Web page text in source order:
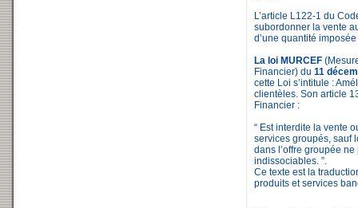
L’article L122-1 du
subordonner la vente
d’une quantité
La loi MURCEF
Financier) du 11
cette Loi s’intitule :
clientèles. Son article
Financier :
“ Est interdite la vente
services groupés, sauf
dans l’offre groupée
indissociables. ”.
Ce texte est la
produits et services